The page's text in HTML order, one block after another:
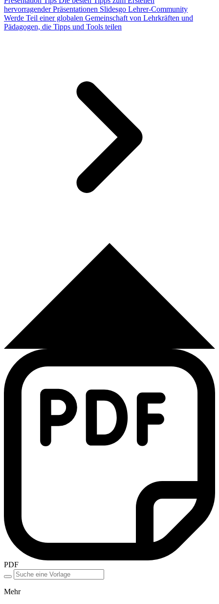
hervorragender Präsentationen Slidesgo Lehrer-Community
Werde Teil einer globalen Gemeinschaft von Lehrkräften und
Pädagogen, die Tipps und Tools teilen
PDF
Mehr